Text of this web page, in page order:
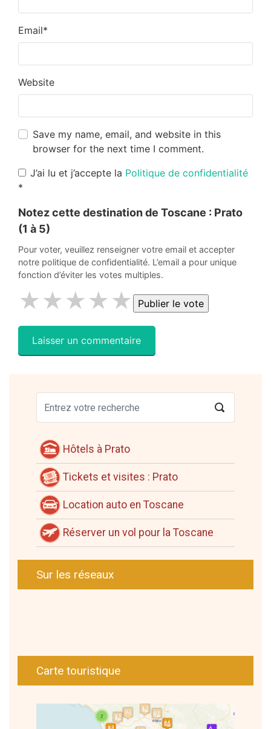
Email*
Website
Save my name, email, and website in this
browser for the next time I comment.
J’ai lu et j’accepte la Politique de confidentialité
*
Notez cette destination de Toscane : Prato
(1 à 5)
Pour voter, veuillez renseigner votre email et accepter
notre politique de confidentialité. L’email a pour unique
fonction d’éviter les votes multiples.
★
★
★
★
★
Hôtels à Prato
Tickets et visites : Prato
Location auto en Toscane
Réserver un vol pour la Toscane
Sur les réseaux
Carte touristique